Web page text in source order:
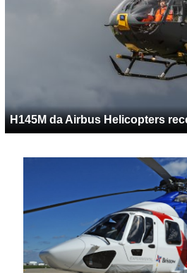
H145M da Airbus Helicopters